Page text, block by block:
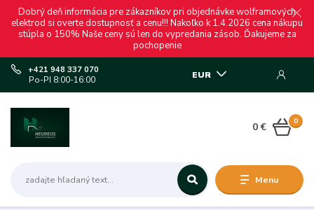
Dobrý deň informácia pre zákazníkov pri objednávke wolframových
elektrod si overte dostupnosť a cenu!!! Nakoľko k 1.4.2026 cena nákupu
stúpla o 150% Naše ceny sú len do vypredania zásob. Ďakujeme za
pochopenie
Menu
EUR
+421 948 337 070
Po-PI 8:00-16:00
0
0 €